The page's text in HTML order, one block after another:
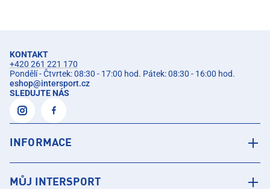
KONTAKT
+420 261 221 170
Pondělí - Čtvrtek: 08:30 - 17:00 hod. Pátek: 08:30 - 16:00 hod.
eshop@intersport.cz
SLEDUJTE NÁS
INFORMACE
MŮJ INTERSPORT